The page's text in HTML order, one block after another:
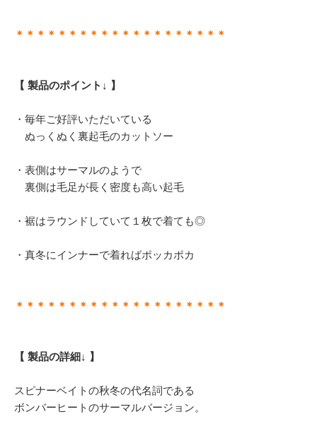
＊＊＊＊＊＊＊＊＊＊＊＊＊＊＊＊＊＊＊＊
【 製品のポイント↓ 】
・毎年ご好評いただいている
ぬっくぬく裏起毛のカットソー
・表側はサーマルのようで
裏側は毛足が長く密度も高い起毛
・裾はラウンドしていて１枚で着ても◎
・真冬にインナーで着ればポッカポカ
＊＊＊＊＊＊＊＊＊＊＊＊＊＊＊＊＊＊＊＊
【 製品の詳細↓ 】
スピナーベイトの秋冬の代名詞である
ボンバーヒートのサーマルバージョン。